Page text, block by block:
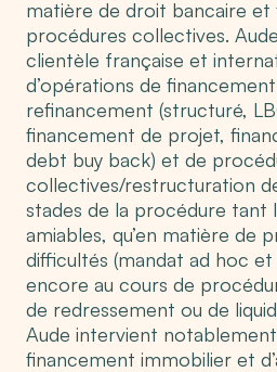
matière de droit bancaire et
procédures collectives.
clientèle française et
d’opérations de
refinancement (structuré,
financement de projet,
debt buy back) et de
collectives/restructuration
stades de la procédure tant
amiables, qu’en matière de
difficultés (mandat ad hoc
encore au cours de
de redressement ou de
Aude intervient
financement immobilier et